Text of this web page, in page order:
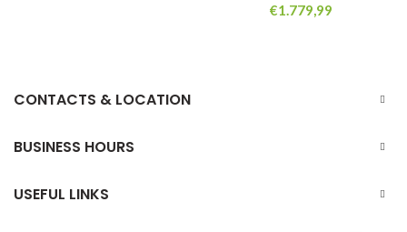
€1.779,99
CONTACTS & LOCATION
BUSINESS HOURS
USEFUL LINKS